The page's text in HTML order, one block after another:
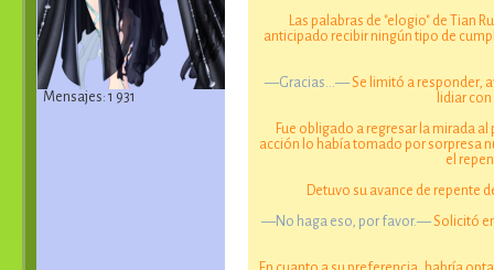
Mensajes: 1 931
Las palabras de "elogio" de Tian
anticipado recibir ningún tipo de
—Gracias…—Se limitó a responder,
lidiar
Fue obligado a regresar la mirada
acción lo había tomado por sorpresa
el
Detuvo su avance de repente
—No haga eso, por favor.—Solicitó